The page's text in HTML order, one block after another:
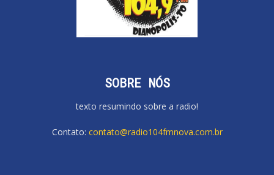
SOBRE NÓS
texto resumindo sobre a radio!
Contato: contato@radio104fmnova.com.br